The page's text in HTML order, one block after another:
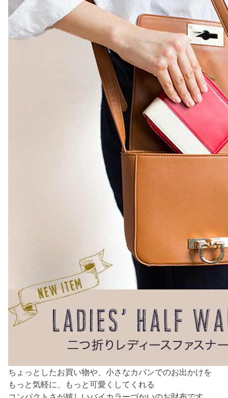
ちょっとしたお買い物や、小さなカバンでのお出かけを
もっと気軽に、もっと可愛くしてくれる